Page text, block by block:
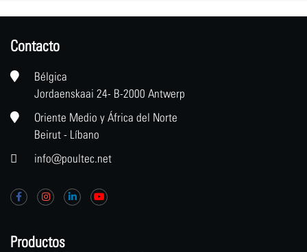
Contacto
Bélgica
Jordaenskaai 24- B-2000 Antwerp
Oriente Medio y África del Norte
Beirut - Líbano
info@poultec.net
Productos